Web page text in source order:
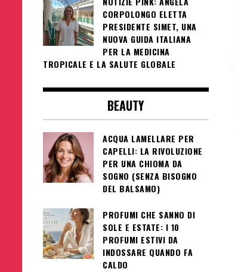
CORPOLONGO ELETTA
PRESIDENTE SIMET, UNA
NUOVA GUIDA ITALIANA
PER LA MEDICINA
TROPICALE E LA SALUTE GLOBALE
BEAUTY
ACQUA LAMELLARE PER
CAPELLI: LA RIVOLUZIONE
PER UNA CHIOMA DA
SOGNO (SENZA BISOGNO
DEL BALSAMO)
PROFUMI CHE SANNO DI
SOLE E ESTATE: I 10
PROFUMI ESTIVI DA
INDOSSARE QUANDO FA
CALDO